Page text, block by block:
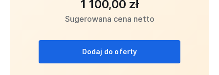
1 100,00 zł
Sugerowana cena netto
Dodaj do oferty